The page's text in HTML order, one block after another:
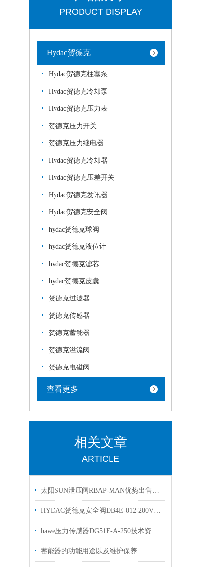
PRODUCT DISPLAY
Hydac贺德克
Hydac贺德克柱塞泵
Hydac贺德克冷却泵
Hydac贺德克压力表
贺德克压力开关
贺德克压力继电器
Hydac贺德克冷却器
Hydac贺德克压差开关
Hydac贺德克发讯器
Hydac贺德克安全阀
hydac贺德克球阀
hydac贺德克液位计
hydac贺德克滤芯
hydac贺德克皮囊
贺德克过滤器
贺德克传感器
贺德克蓄能器
贺德克溢流阀
贺德克电磁阀
查看更多
相关文章
ARTICLE
太阳SUN泄压阀RBAP-MAN优势出售插装阀
HYDAC贺德克安全阀DB4E-012-200V溢流阀有库存
hawe压力传感器DG51E-A-250技术资料原装出售
蓄能器的功能用途以及维护保养